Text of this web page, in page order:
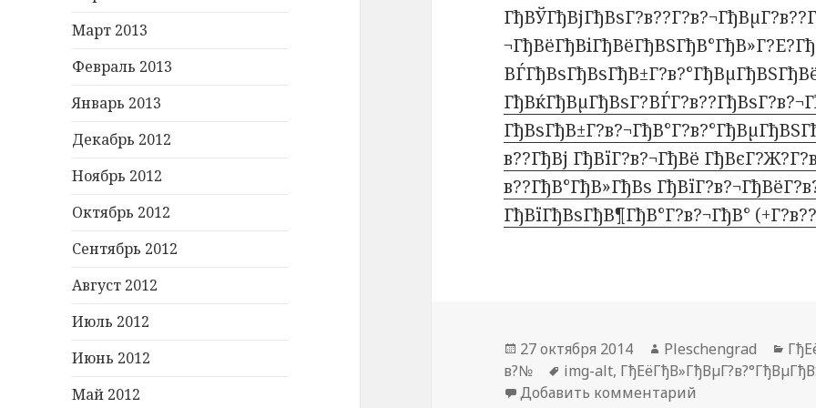
Март 2013
Февраль 2013
Январь 2013
Декабрь 2012
Ноябрь 2012
Октябрь 2012
Сентябрь 2012
Август 2012
Июль 2012
Июнь 2012
Май 2012
в??ГђВј ГђВїГ?в?¬ГђВё
в??ГђВ°ГђВ»ГђВѕ
ГђВїГђВѕГђВ¶ГђВ°Г?в?¬ГђВ°
Опубликовано
27 октября 2014 Автор
Pleschengrad
в?№
Метки
img-alt,
Добавить комментарий